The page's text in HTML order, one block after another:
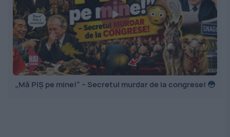
„Mă PIȘ pe mine!” – Secretul murdar de la congrese! 😳